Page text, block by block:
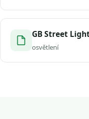
GB Street
osvětlení